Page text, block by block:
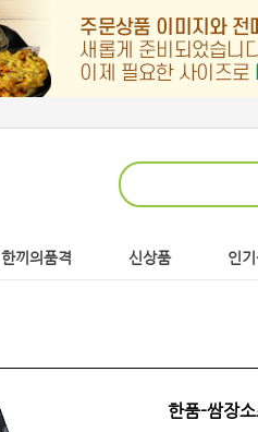
한끼의품격 신상품 인
한품-쌈장